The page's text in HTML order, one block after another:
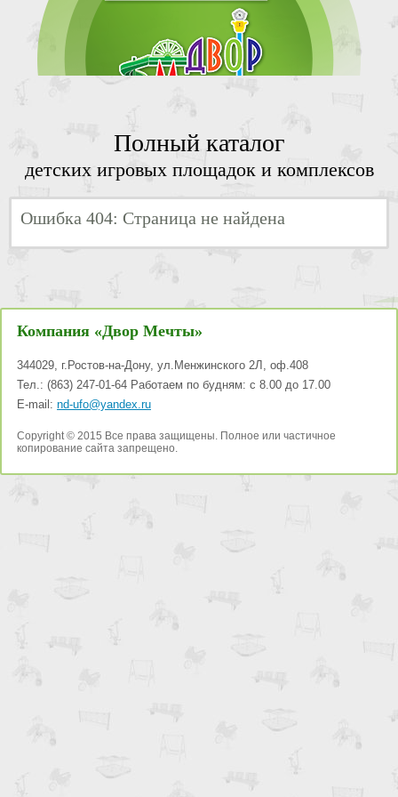
Полный каталог
детских игровых площадок и комплексов
Ошибка 404: Страница не найдена
Компания «Двор Мечты»
344029, г.Ростов-на-Дону, ул.Менжинского 2Л, оф.408
Тел.: (863) 247-01-64 Работаем по будням: с 8.00 до 17.00
E-mail: nd-ufo@yandex.ru
Copyright © 2015 Все права защищены. Полное или частичное
копирование сайта запрещено.